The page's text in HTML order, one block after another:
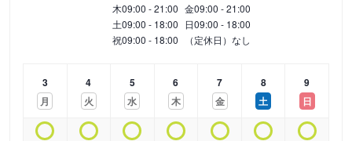
木09:00 - 21:00 金09:00 - 21:00
土09:00 - 18:00 日09:00 - 18:00
祝09:00 - 18:00 （定休日）なし
3
月
4
火
5
水
6
木
7
金
8
土
9
日